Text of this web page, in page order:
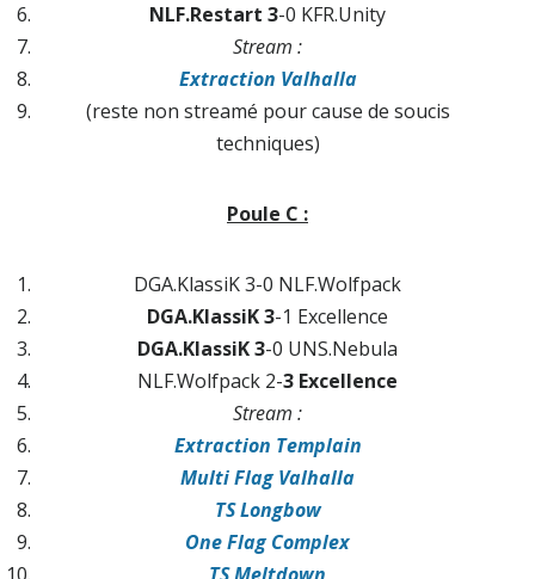
NLF.Restart 3-0 KFR.Unity
Stream :
Extraction Valhalla
(reste non streamé pour cause de soucis
techniques)
Poule C :
DGA.KlassiK 3-0 NLF.Wolfpack
DGA.KlassiK 3-1 Excellence
DGA.KlassiK 3-0 UNS.Nebula
NLF.Wolfpack 2-3 Excellence
Stream :
Extraction Templain
Multi Flag Valhalla
TS Longbow
One Flag Complex